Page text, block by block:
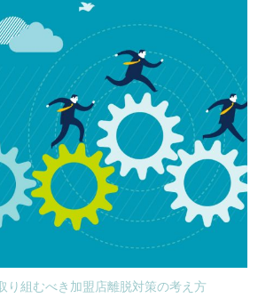
り組むべき加盟店離脱対策の考え方